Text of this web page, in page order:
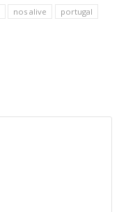
nos alive
portugal